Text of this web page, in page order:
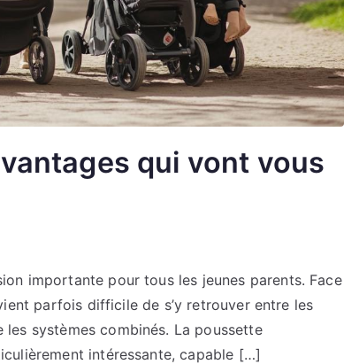
qui vont vous
importante pour tous les jeunes parents. Face
parfois difficile de s’y retrouver entre les
systèmes combinés. La poussette
intéressante, capable […]